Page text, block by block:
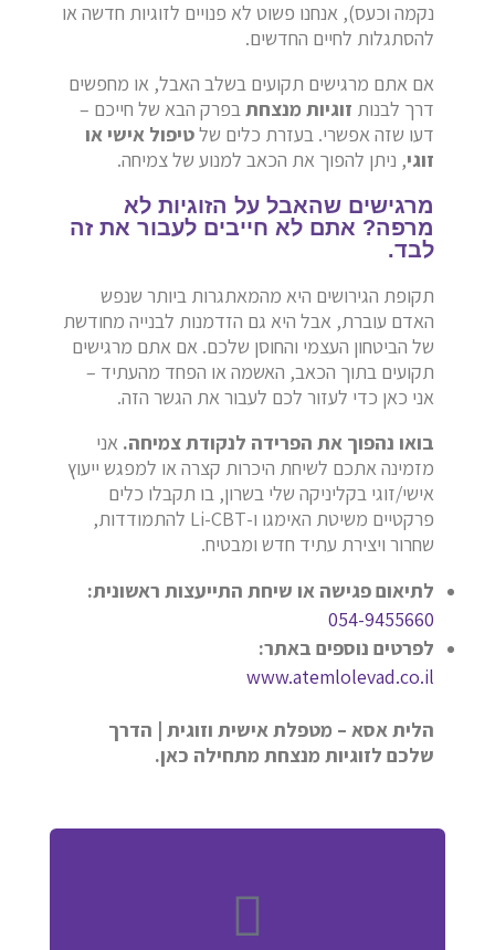
נקמה וכעס), אנחנו פשוט לא פנויים לזוגיות חדשה או
להסתגלות לחיים החדשים.
אם אתם מרגישים תקועים בשלב האבל, או מחפשים
דרך לבנות זוגיות מנצחתבפרק הבא של חייכם –
דעו שזה אפשרי. בעזרת כלים שלטיפול אישי או
זוגי, ניתן להפוך את הכאב למנוע של צמיחה.
מרגישים שהאבל על הזוגיות לא
מרפה? אתם לא חייבים לעבור את זה
לבד.
תקופת הגירושים היא מהמאתגרות ביותר שנפש
האדם עוברת, אבל היא גם הזדמנות לבנייה מחודשת
של הביטחון העצמי והחוסן שלכם. אם אתם מרגישים
תקועים בתוך הכאב, האשמה או הפחד מהעתיד –
אני כאן כדי לעזור לכם לעבור את הגשר הזה.
בואו נהפוך את הפרידה לנקודת צמיחה. אני
מזמינה אתכם לשיחת היכרות קצרה או למפגש ייעוץ
אישי/זוגי בקליניקה שלי בשרון, בו תקבלו כלים
פרקטיים משיטת האימגו ו-Li-CBT להתמודדות,
שחרור ויצירת עתיד חדש ומבטיח.
לתיאום פגישה או שיחת התייעצות ראשונית:
054-9455660
לפרטים נוספים באתר:
www.atemlolevad.co.il
הלית אסא – מטפלת אישית וזוגית | הדרך
שלכם לזוגיות מנצחת מתחילה כאן.